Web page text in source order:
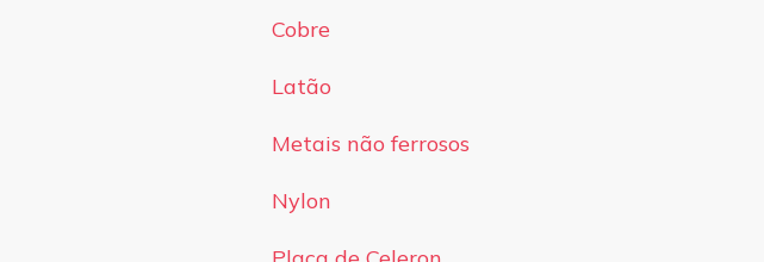
Cobre
Latão
Metais não ferrosos
Nylon